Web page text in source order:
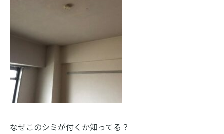
なぜこのシミが付くか知ってる？